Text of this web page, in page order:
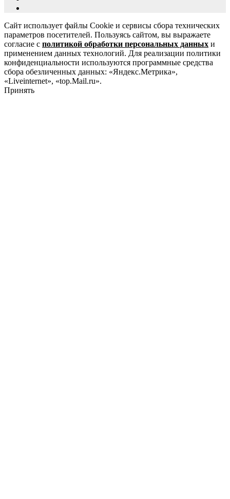
Сайт использует файлы Cookie и сервисы сбора технических
параметров посетителей. Пользуясь сайтом, вы выражаете
согласие с политикой обработки персональных данных и
применением данных технологий. Для реализации политики
конфиденциальности используются программные средства
сбора обезличенных данных: «Яндекс.Метрика»,
«Liveinternet», «top.Mail.ru».
Принять